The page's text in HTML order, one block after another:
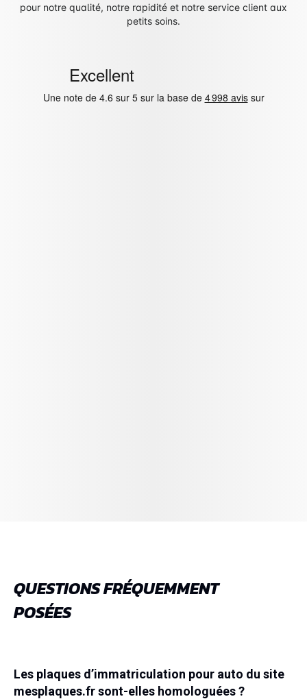
pour notre qualité, notre rapidité et notre service client aux
petits soins.
QUESTIONS FRÉQUEMMENT
POSÉES
Les plaques d’immatriculation pour auto du site
mesplaques.fr sont-elles homologuées ?